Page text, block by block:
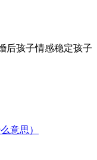
后孩子情感稳定孩子
意思）